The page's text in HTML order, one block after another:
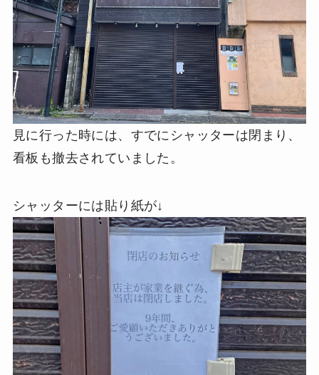
見に行った時には、すでにシャッターは閉まり、
看板も撤去されていました。
シャッターには貼り紙が↓